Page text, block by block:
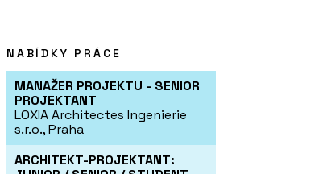
NABÍDKY PRÁCE
MANAŽER PROJEKTU - SENIOR
PROJEKTANT
LOXIA Architectes Ingenierie
s.r.o., Praha
ARCHITEKT-PROJEKTANT: